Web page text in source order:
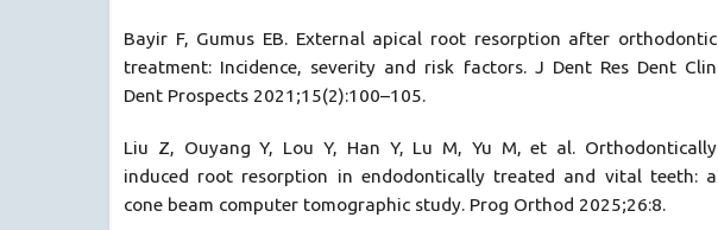
Bayir F, Gumus EB. External apical root resorption after orthodontic
treatment: Incidence, severity and risk factors. J Dent Res Dent Clin
Dent Prospects 2021;15(2):100–105.
Liu Z, Ouyang Y, Lou Y, Han Y, Lu M, Yu M, et al. Orthodontically
induced root resorption in endodontically treated and vital teeth: a
cone beam computer tomographic study. Prog Orthod 2025;26:8.